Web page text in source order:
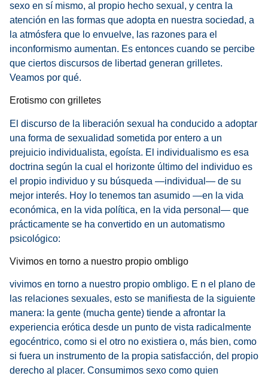
sexo en sí mismo, al propio hecho sexual, y centra la
atención en las formas que adopta en nuestra sociedad, a
la atmósfera que lo envuelve, las razones para el
inconformismo aumentan. Es entonces cuando se percibe
que ciertos discursos de libertad generan grilletes.
Veamos por qué.
Erotismo con grilletes
El discurso de la liberación sexual ha conducido a adoptar
una forma de sexualidad sometida por entero a un
prejuicio individualista, egoísta. El individualismo es esa
doctrina según la cual el horizonte último del individuo es
el propio individuo y su búsqueda —individual— de su
mejor interés. Hoy lo tenemos tan asumido —en la vida
económica, en la vida política, en la vida personal— que
prácticamente se ha convertido en un automatismo
psicológico:
Vivimos en torno a nuestro propio ombligo
vivimos en torno a nuestro propio ombligo. E n el plano de
las relaciones sexuales, esto se manifiesta de la siguiente
manera: la gente (mucha gente) tiende a afrontar la
experiencia erótica desde un punto de vista radicalmente
egocéntrico, como si el otro no existiera o, más bien, como
si fuera un instrumento de la propia satisfacción, del propio
derecho al placer. Consumimos sexo como quien